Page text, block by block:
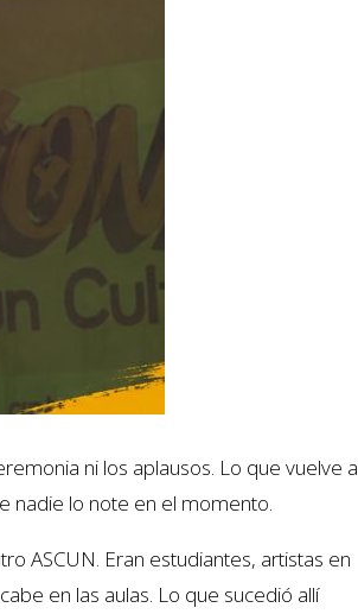
ni los aplausos. Lo que vuelve a
nadie lo note en el momento.
ASCUN. Eran estudiantes, artistas en
en las aulas. Lo que sucedió allí